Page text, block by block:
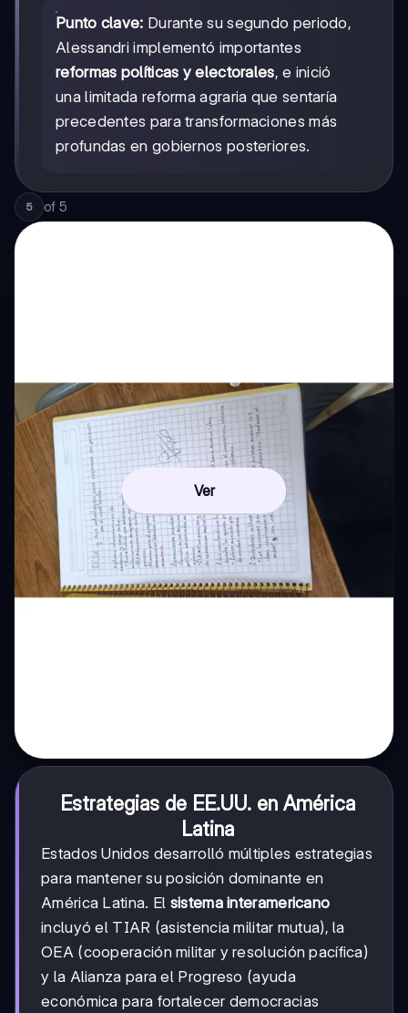
Punto clave: Durante su segundo periodo,
Alessandri implementó importantes
reformas políticas y electorales, e inició
una limitada reforma agraria que sentaría
precedentes para transformaciones más
profundas en gobiernos posteriores.
5 of 5
Ver
Estrategias de EE.UU. en América
Latina
Estados Unidos desarrolló múltiples estrategias
para mantener su posición dominante en
América Latina. El sistema interamericano
incluyó el TIAR (asistencia militar mutua), la
OEA (cooperación militar y resolución pacífica)
y la Alianza para el Progreso (ayuda
económica para fortalecer democracias